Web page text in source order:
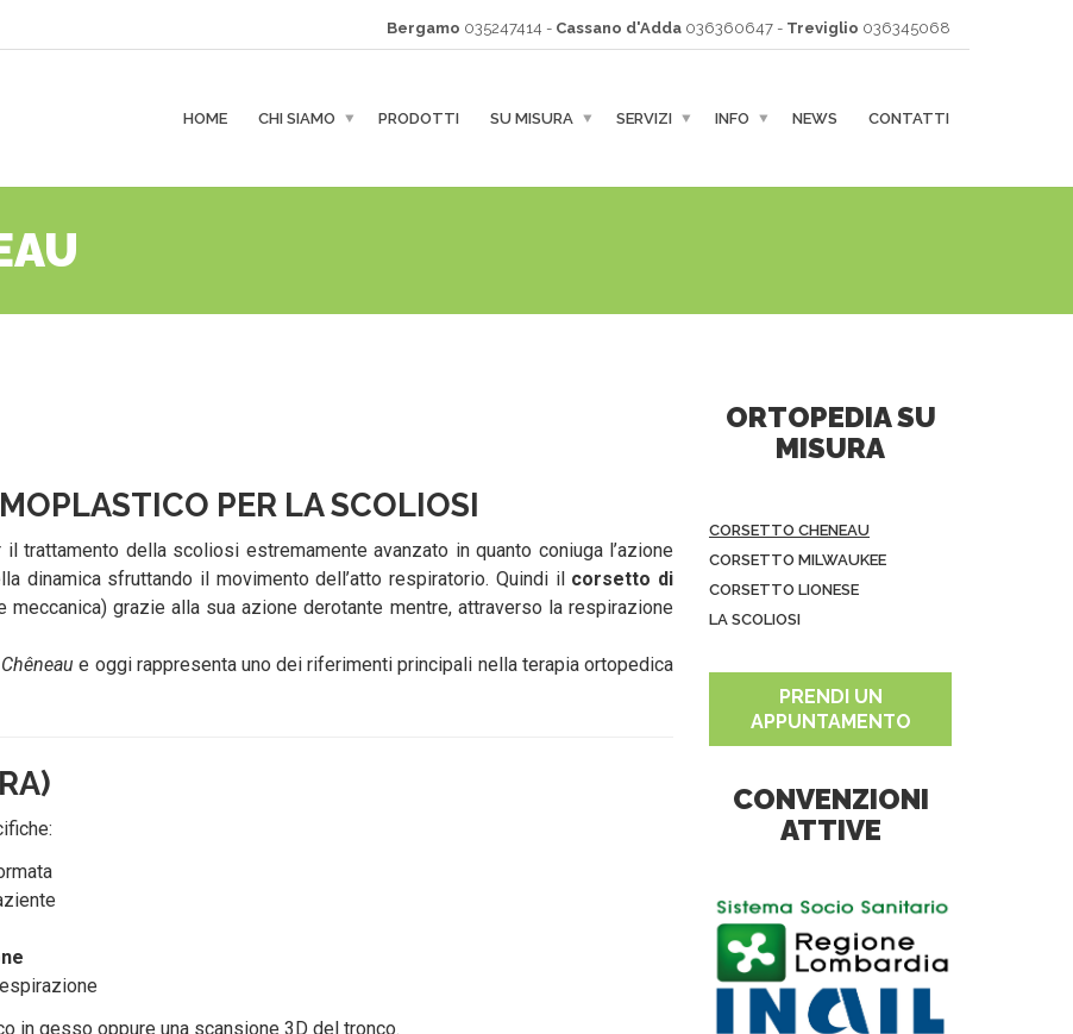
Bergamo 035247414 - Cassano d'Adda 036360647 - Treviglio 036345068
HOME CHI SIAMO PRODOTTI SU MISURA SERVIZI INFO NEWS CONTATTI
PER LA SCOLIOSI
trattamento della scoliosi estremamente avanzato in quanto coniuga l’azione
dinamica sfruttando il movimento dell’atto respiratorio. Quindi il corsetto di
grazie alla sua azione derotante mentre, attraverso la respirazione
e oggi rappresenta uno dei riferimenti principali nella terapia ortopedica
in gesso oppure una scansione 3D del tronco.
ORTOPEDIA SU
MISURA
CORSETTO CHENEAU
CORSETTO MILWAUKEE
CORSETTO LIONESE
LA SCOLIOSI
PRENDI UN
APPUNTAMENTO
CONVENZIONI
ATTIVE